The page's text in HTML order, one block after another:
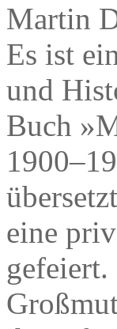
Martin
Es ist
und
Buch
eine